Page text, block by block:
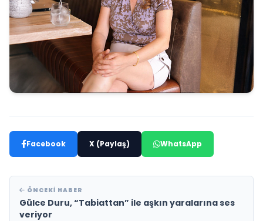
Facebook X (Paylaş) WhatsApp
ÖNCEKI HABER
Gülce Duru, “Tabiattan” ile aşkın yaralarına ses
veriyor